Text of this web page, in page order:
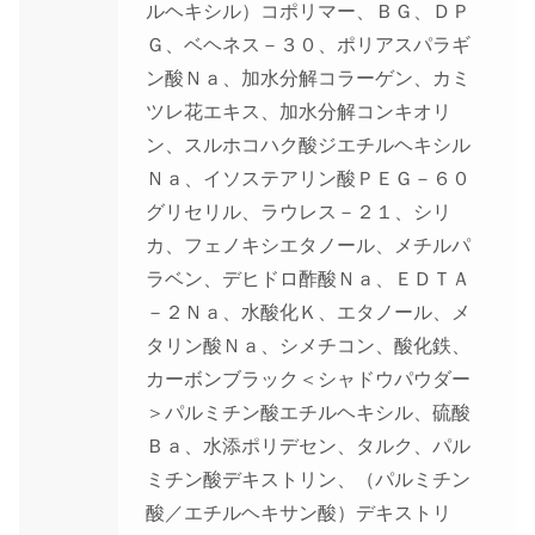
ルヘキシル）コポリマー、ＢＧ、ＤＰ
Ｇ、ベヘネス－３０、ポリアスパラギ
ン酸Ｎａ、加水分解コラーゲン、カミ
ツレ花エキス、加水分解コンキオリ
ン、スルホコハク酸ジエチルヘキシル
Ｎａ、イソステアリン酸ＰＥＧ－６０
グリセリル、ラウレス－２１、シリ
カ、フェノキシエタノール、メチルパ
ラベン、デヒドロ酢酸Ｎａ、ＥＤＴＡ
－２Ｎａ、水酸化Ｋ、エタノール、メ
タリン酸Ｎａ、シメチコン、酸化鉄、
カーボンブラック＜シャドウパウダー
＞パルミチン酸エチルヘキシル、硫酸
Ｂａ、水添ポリデセン、タルク、パル
ミチン酸デキストリン、（パルミチン
酸／エチルヘキサン酸）デキストリ